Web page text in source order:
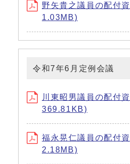
野矢貴之議員の配付
1.03MB)
令和7年6月定例会議
川東昭男議員の配付
369.81KB)
福永晃仁議員の配付
2.18MB)